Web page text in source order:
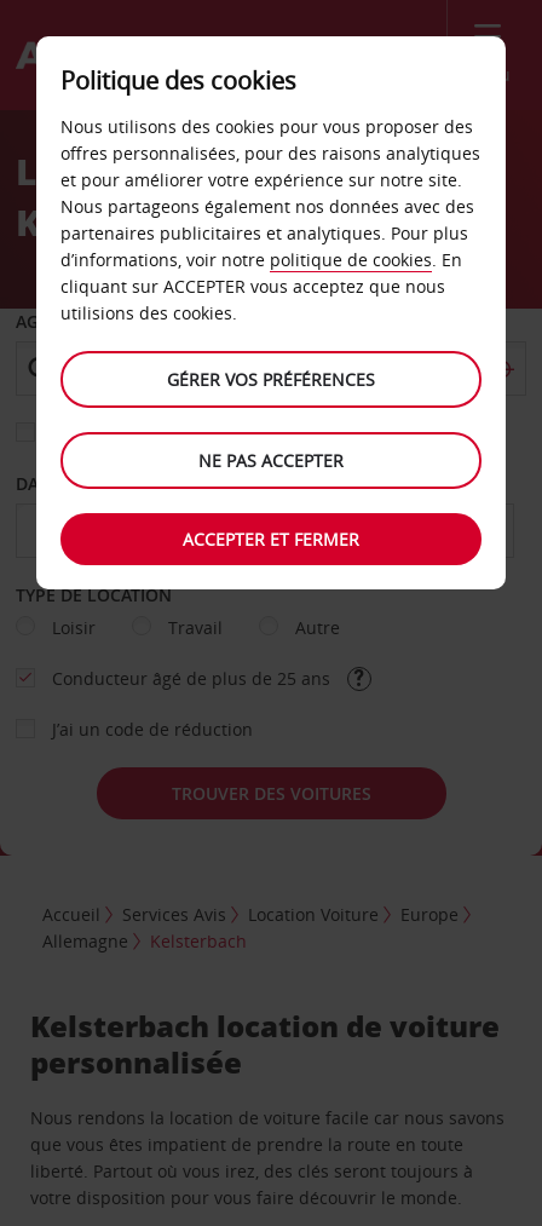
Menu
Welcome
AvisLocation de voiture
Kelsterbach
AGENCE DE DÉPART
Sélectionnez une autre agence de retour
DATE DE DÉPART DATE DE RETOUR
TYPE DE LOCATION
Loisir
Travail Autre
Conducteur âgé de plus de 25 ans
J’ai un code de réduction
TROUVER DES VOITURES
Accueil Services Avis Location Voiture
Europe
Allemagne
Kelsterbach
Kelsterbach location de voiture
personnalisée
Nous rendons la location de voiture facile car nous savons
que vous êtes impatient de prendre la route en toute
liberté. Partout où vous irez, des clés seront toujours à
votre disposition pour vous faire découvrir le monde.
Politique des cookies
Nous utilisons des cookies pour vous proposer des
offres personnalisées, pour des raisons analytiques
et pour améliorer votre expérience sur notre site.
Nous partageons également nos données avec des
partenaires publicitaires et analytiques. Pour plus
d’informations, voir notre politique de cookies. En
cliquant sur ACCEPTER vous acceptez que nous
utilisions des cookies.
GÉRER VOS PRÉFÉRENCES
NE PAS ACCEPTER
ACCEPTER ET FERMER